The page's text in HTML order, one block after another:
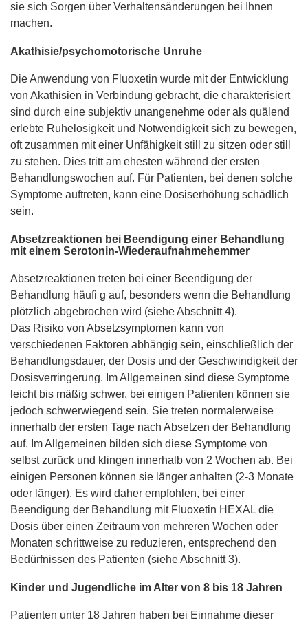
sie sich Sorgen über Verhaltensänderungen bei Ihnen
machen.
Akathisie/psychomotorische Unruhe
Die Anwendung von Fluoxetin wurde mit der Entwicklung
von Akathisien in Verbindung gebracht, die charakterisiert
sind durch eine subjektiv unangenehme oder als quälend
erlebte Ruhelosigkeit und Notwendigkeit sich zu bewegen,
oft zusammen mit einer Unfähigkeit still zu sitzen oder still
zu stehen. Dies tritt am ehesten während der ersten
Behandlungswochen auf. Für Patienten, bei denen solche
Symptome auftreten, kann eine Dosiserhöhung schädlich
sein.
Absetzreaktionen bei Beendigung einer Behandlung
mit einem Serotonin-Wiederaufnahmehemmer
Absetzreaktionen treten bei einer Beendigung der
Behandlung häufi g auf, besonders wenn die Behandlung
plötzlich abgebrochen wird (siehe Abschnitt 4).
Das Risiko von Absetzsymptomen kann von
verschiedenen Faktoren abhängig sein, einschließlich der
Behandlungsdauer, der Dosis und der Geschwindigkeit der
Dosisverringerung. Im Allgemeinen sind diese Symptome
leicht bis mäßig schwer, bei einigen Patienten können sie
jedoch schwerwiegend sein. Sie treten normalerweise
innerhalb der ersten Tage nach Absetzen der Behandlung
auf. Im Allgemeinen bilden sich diese Symptome von
selbst zurück und klingen innerhalb von 2 Wochen ab. Bei
einigen Personen können sie länger anhalten (2-3 Monate
oder länger). Es wird daher empfohlen, bei einer
Beendigung der Behandlung mit Fluoxetin HEXAL die
Dosis über einen Zeitraum von mehreren Wochen oder
Monaten schrittweise zu reduzieren, entsprechend den
Bedürfnissen des Patienten (siehe Abschnitt 3).
Kinder und Jugendliche im Alter von 8 bis 18 Jahren
Patienten unter 18 Jahren haben bei Einnahme dieser